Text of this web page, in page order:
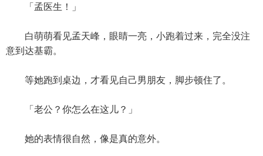
「孟医生！」
白萌萌看见孟天峰，眼睛一亮，小跑着过来，完全没注
意到达基霸。
等她跑到桌边，才看见自己男朋友，脚步顿住了。
「老公？你怎么在这儿？」
她的表情很自然，像是真的意外。